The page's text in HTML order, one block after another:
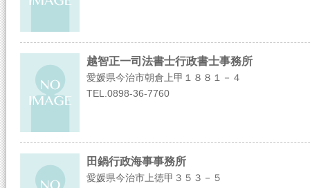
越智正一司法書士行政書士事務所
愛媛県今治市朝倉上甲１８８１－４
TEL.0898-36-7760
田鍋行政海事事務所
愛媛県今治市上徳甲３５３－５